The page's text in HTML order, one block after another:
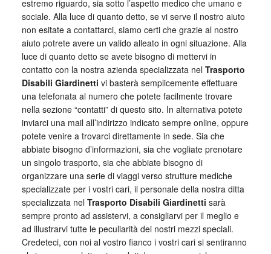
estremo riguardo, sia sotto l’aspetto medico che umano e
sociale. Alla luce di quanto detto, se vi serve il nostro aiuto
non esitate a contattarci, siamo certi che grazie al nostro
aiuto potrete avere un valido alleato in ogni situazione. Alla
luce di quanto detto se avete bisogno di mettervi in
contatto con la nostra azienda specializzata nel Trasporto
Disabili Giardinetti vi basterà semplicemente effettuare
una telefonata al numero che potete facilmente trovare
nella sezione “contatti” di questo sito. In alternativa potete
inviarci una mail all’indirizzo indicato sempre online, oppure
potete venire a trovarci direttamente in sede. Sia che
abbiate bisogno d’informazioni, sia che vogliate prenotare
un singolo trasporto, sia che abbiate bisogno di
organizzare una serie di viaggi verso strutture mediche
specializzate per i vostri cari, il personale della nostra ditta
specializzata nel Trasporto Disabili Giardinetti sarà
sempre pronto ad assistervi, a consigliarvi per il meglio e
ad illustrarvi tutte le peculiarità dei nostri mezzi speciali.
Credeteci, con noi al vostro fianco i vostri cari si sentiranno